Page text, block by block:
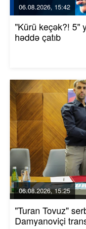
06.08.2026, 15:42
"Kürü keçək?! 5"
həddə çatıb
06.08.2026, 15:25
"Turan Tovuz"
Damyanoviçi